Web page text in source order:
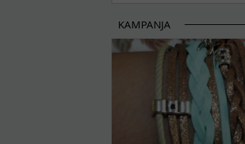
KAMPANJA